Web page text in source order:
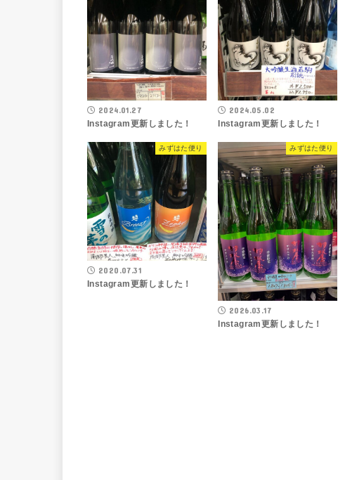
2024.01.27
Instagram更新しました！
2024.05.02
Instagram更新しました！
みずはた便り
2020.07.31
Instagram更新しました！
みずはた便り
2026.03.17
Instagram更新しました！